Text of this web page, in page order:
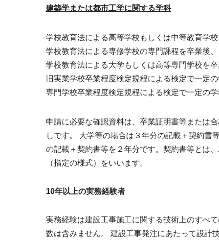
建築学または都市工学に関する学科
学校教育法による高等学校もしくは中等教育学
学校教育法による専修学校の専門課程を卒業後
学校教育法による大学もしくは高等専門学校を
旧実業学校卒業程度検定規程による検定で一定
専門学校卒業程度検定規程による検定で一定の
申請に必要な確認資料は、卒業証明書等または
しです。 大学等の場合は３年分の記載＋契約書
の記載＋契約書等を２年分です。契約書等とは
（指定の様式）をいいます。
10年以上の実務経験者
実務経験は建設工事施工に関する技術上のすべ
数は含みません。 建設工事発注にあたって設計